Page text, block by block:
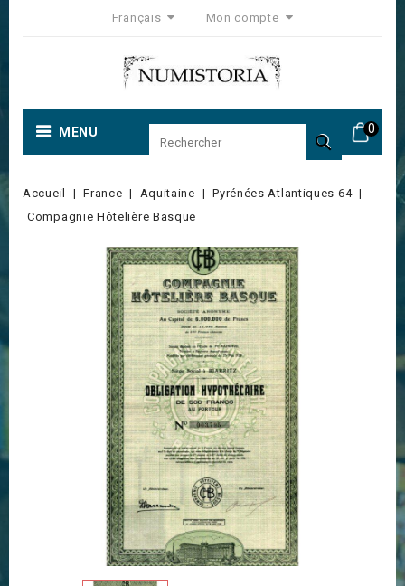
Français Mon compte
0
MENU 
Accueil France Aquitaine
Pyrénées Atlantiques 64
Compagnie Hôtelière Basque